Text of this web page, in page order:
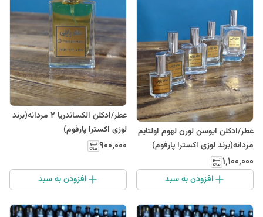
عطر/ادکلن ایوسن لورن لهوم اولتایم
مردانه(برند لوزی اکسترا پارفوم)
۱٬۱۰۰٬۰۰۰
افزودن به سبد
عطر/ادکلن الکساندریا 2 مردانه(برند
لوزی اکسترا پارفوم)
۹۰۰٬۰۰۰
افزودن به سبد